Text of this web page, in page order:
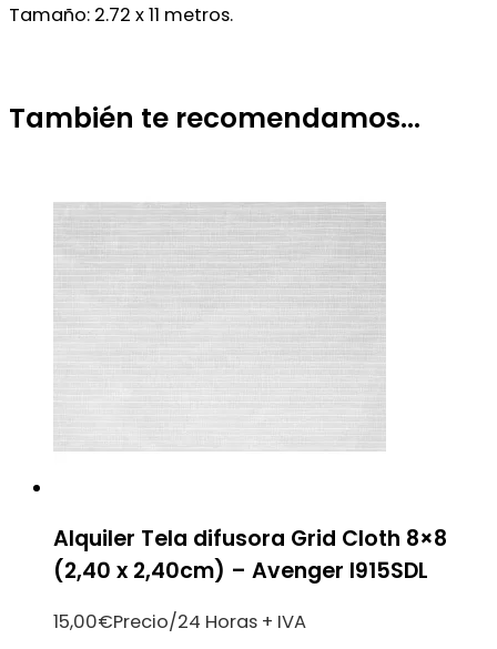
Tamaño: 2.72 x 11 metros.
También te recomendamos…
Alquiler Tela difusora Grid Cloth 8×8
(2,40 x 2,40cm) – Avenger I915SDL
15,00€Precio/24 Horas + IVA